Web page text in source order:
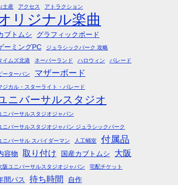
土産 アクセス アトラクション
リジナル楽曲
ブトムシ
グラフィックボード
ーミングPC
ジュラシックパーク 攻略
イムズ北港 ネーバーランド ハロウィン パレード
ーターパン マザーボード
ジカル・スターライト・パレード
ニバーサルスタジオ
ニバーサルスタジオジャパン
ニバーサルスタジオジャパン ジュラシックパーク
ニバーサル スパイダーマン 人工蛹室 付属品
容物 取り付け 国産カブトムシ 大阪
阪ユニバーサルスタジオジャパン 宅配チケット
間パス 待ち時間 自作